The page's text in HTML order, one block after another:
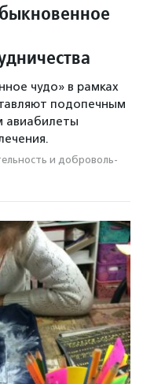
чудо» в рамках
подопечным
и доброволь­